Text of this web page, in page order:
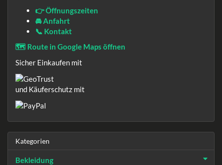
👉 Öffnungszeiten
🚘 Anfahrt
📞 Kontakt
🗺️ Route in Google Maps öffnen
Sicher Einkaufen mit
und Käuferschutz mit
Kategorien
Bekleidung